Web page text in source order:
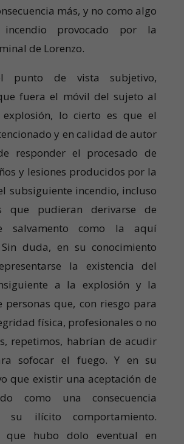
más, y no como algo
provocado por la
de Lorenzo.
punto de vista subjetivo,
fuera el móvil del sujeto al
lo cierto es que el
y en calidad de autor
responder el procesado de
y lesiones producidos por la
subsiguiente incendio, incluso
que pudieran derivarse de
salvamento como la aquí
duda, en su conocimiento
la existencia del
a la explosión y la
personas que, con riesgo para
física, profesionales o no
repetimos, habrían de acudir
sofocar el fuego. Y en su
que existir una aceptación de
como una consecuencia
ilícito comportamiento.
que hubo dolo eventual en